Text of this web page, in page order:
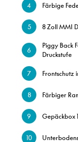
Färbige
8 Zoll MMI
Piggy Back
Druckstufe
Frontschutz
Färbiger
Gepäckbox